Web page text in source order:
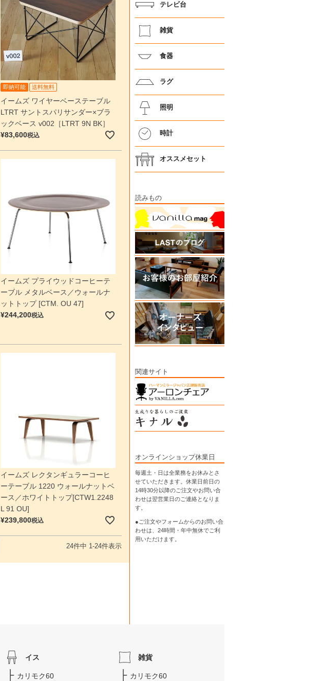
即納可能 送料無料
イームズ ワイヤーベーステーブル
LTRT サントスパリサンダー×ブラ
ックベース v002［LTRT 9N BK］
¥83,600税込
イームズ プライウッドコーヒーテ
ーブル メタルベース／ウォールナ
ットトップ [CTM. OU 47]
¥244,200税込
イームズ レクタンギュラーコーヒ
ーテーブル 1220 ウォールナットベ
ース／ホワイトトップ[CTW1.2248
L 91 OU]
¥239,800税込
24件中 1-24件表示
テレビ台
雑貨
食器
ラグ
照明
時計
オススメセット
読みもの
関連サイト
オンラインショップ休業日
毎週土・日は全業務をお休みとさ
せていただきます。休業日前日の
14時30分以降のご注文やお問い合
わせは翌営業日のご連絡となりま
す。
●ご注文やフォームからのお問い合
わせは、 24時間・年中無休でご利
用いただけます。
イス
カリモク60
雑貨
カリモク60